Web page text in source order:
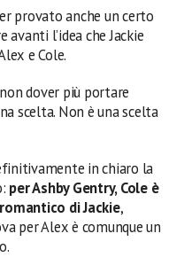
provato anche un certo
l’idea che Jackie
e Cole.
dover più portare
scelta. Non è una scelta
in chiaro la
per Ashby Gentry, Cole è
di Jackie,
per Alex è comunque un